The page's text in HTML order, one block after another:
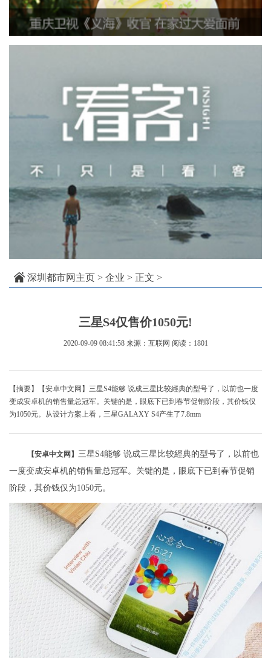
深圳都市网主页 > 企业 > 正文 >
三星S4仅售价1050元!
2020-09-09 08:41:58 来源：互联网 阅读：1801
【摘要】【安卓中文网】三星S4能够 说成三星比较經典的型号了，以前也一度
变成安卓机的销售量总冠军。关键的是，眼底下已到春节促销阶段，其价钱仅
为1050元。从设计方案上看，三星GALAXY S4产生了7.8mm
【安卓中文网】 三星S4能够 说成三星比较經典的型号了，以前也
一度变成安卓机的销售量总冠军。关键的是，眼底下已到春节促销
阶段，其价钱仅为1050元。